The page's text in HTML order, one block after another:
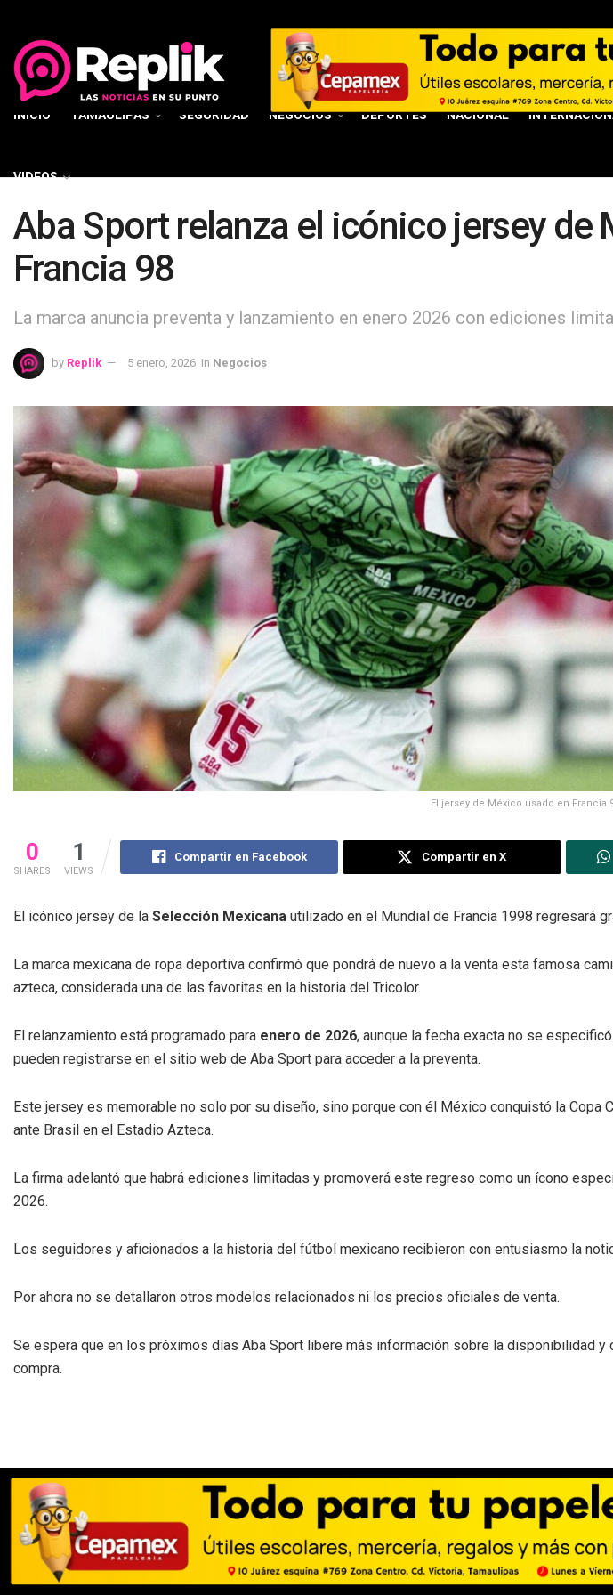
INICIO TAMAULIPAS SEGURIDAD NEGOCIOS DEPORTES NACIONAL
VIDEOS
Aba Sport relanza el icónico jersey de
Francia 98
La marca anuncia preventa y lanzamiento en enero 2026 con ediciones
by Replik 5 enero, 2026 in Negocios
El jersey de México usado en Francia
0
SHARES
1
VIEWS
Compartir en Facebook Compartir en X
El icónico jersey de la Selección Mexicana utilizado en el Mundial de Francia 1998 regresará
La marca mexicana de ropa deportiva confirmó que pondrá de nuevo a la venta esta famosa
azteca, considerada una de las favoritas en la historia del Tricolor.
El relanzamiento está programado para enero de 2026, aunque la fecha exacta no se
pueden registrarse en el sitio web de Aba Sport para acceder a la preventa.
Este jersey es memorable no solo por su diseño, sino porque con él México conquistó la Copa
ante Brasil en el Estadio Azteca.
La firma adelantó que habrá ediciones limitadas y promoverá este regreso como un ícono
2026.
Los seguidores y aficionados a la historia del fútbol mexicano recibieron con entusiasmo la
Por ahora no se detallaron otros modelos relacionados ni los precios oficiales de venta.
Se espera que en los próximos días Aba Sport libere más información sobre la disponibilidad y
compra.